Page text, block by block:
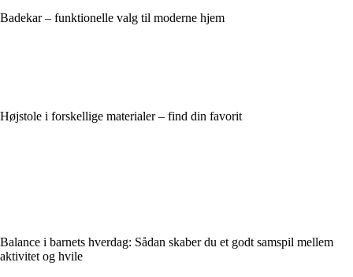
Badekar – funktionelle valg til moderne hjem
Højstole i forskellige materialer – find din favorit
Balance i barnets hverdag: Sådan skaber du et godt samspil mellem
aktivitet og hvile